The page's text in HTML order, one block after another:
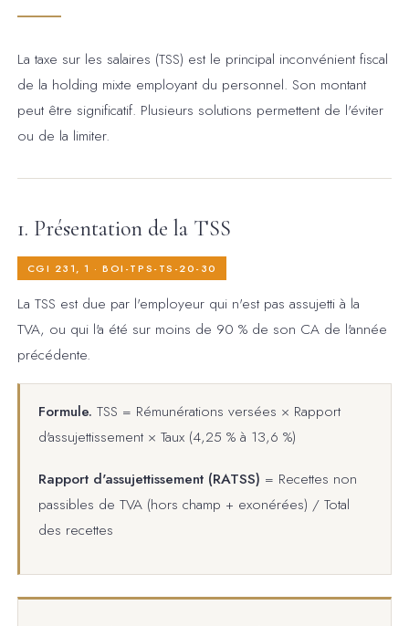
La taxe sur les salaires (TSS) est le principal inconvénient fiscal
de la holding mixte employant du personnel. Son montant
peut être significatif. Plusieurs solutions permettent de l'éviter
ou de la limiter.
1. Présentation de la TSS
CGI 231, 1 · BOI-TPS-TS-20-30
La TSS est due par l'employeur qui n'est pas assujetti à la
TVA, ou qui l'a été sur moins de 90 % de son CA de l'année
précédente.
Formule. TSS = Rémunérations versées × Rapport
d'assujettissement × Taux (4,25 % à 13,6 %)
Rapport d'assujettissement (RATSS) = Recettes non
passibles de TVA (hors champ + exonérées) / Total
des recettes